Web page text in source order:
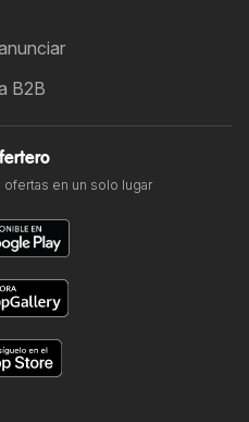
B2B
en un solo lugar